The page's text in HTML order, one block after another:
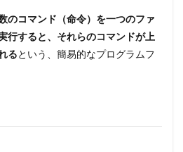
のコマンド（命令）を一つのファ
行すると、それらのコマンドが上
るという、簡易的なプログラムフ